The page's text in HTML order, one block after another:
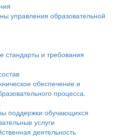
управления образовательной
стандарты и требования
обеспечение и
процесса.
поддержки обучающихся
услуги
деятельность